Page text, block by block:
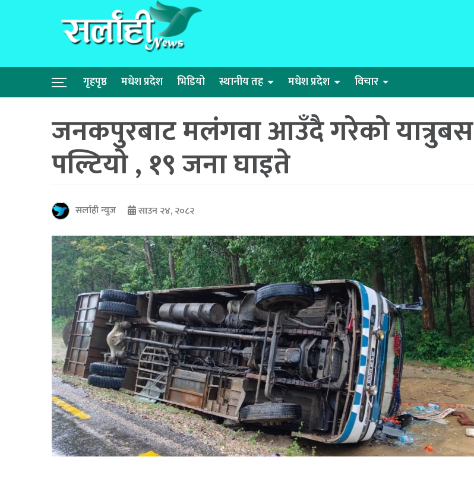
गृहपृष्ठ मधेश प्रदेश भिडियो स्थानीय तह मधेश प्रदेश विचार
जनकपुरबाट मलंगवा आउँदै गरेको यात्रुबस
पल्टियाे , १९ जना घाइते
सर्लाही न्युज साउन २४, २०८२